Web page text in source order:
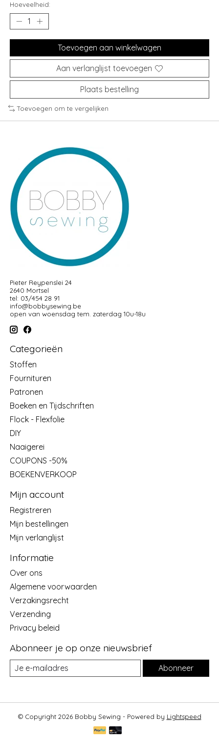
Hoeveelheid:
Toevoegen aan winkelwagen
Aan verlanglijst toevoegen
Plaats bestelling
Toevoegen om te vergelijken
Pieter Reypenslei 24
2640 Mortsel
tel: 03/454 28 91
info@bobbysewing.be
open van woensdag tem. zaterdag 10u-18u
Categorieën
Stoffen
Fournituren
Patronen
Boeken en Tijdschriften
Flock - Flexfolie
DIY
Naaigerei
COUPONS -50%
BOEKENVERKOOP
Mijn account
Registreren
Mijn bestellingen
Mijn verlanglijst
Informatie
Over ons
Algemene voorwaarden
Verzakingsrecht
Verzending
Privacy beleid
Abonneer je op onze nieuwsbrief
Abonneer
© Copyright 2026 Bobby Sewing - Powered by Lightspeed